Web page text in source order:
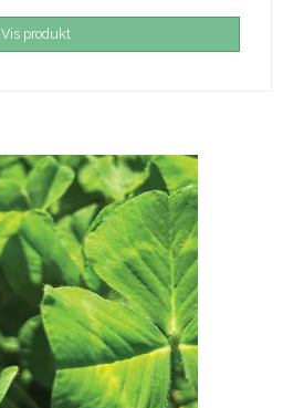
Vis produkt